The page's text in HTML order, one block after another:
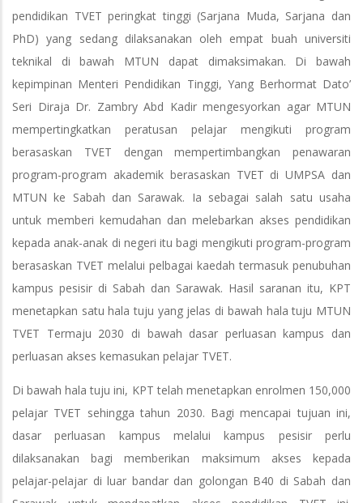
pendidikan TVET peringkat tinggi (Sarjana Muda, Sarjana dan
PhD) yang sedang dilaksanakan oleh empat buah universiti
teknikal di bawah MTUN dapat dimaksimakan. Di bawah
kepimpinan Menteri Pendidikan Tinggi, Yang Berhormat Dato’
Seri Diraja Dr. Zambry Abd Kadir mengesyorkan agar MTUN
mempertingkatkan peratusan pelajar mengikuti program
berasaskan TVET dengan mempertimbangkan penawaran
program-program akademik berasaskan TVET di UMPSA dan
MTUN ke Sabah dan Sarawak. Ia sebagai salah satu usaha
untuk memberi kemudahan dan melebarkan akses pendidikan
kepada anak-anak di negeri itu bagi mengikuti program-program
berasaskan TVET melalui pelbagai kaedah termasuk penubuhan
kampus pesisir di Sabah dan Sarawak. Hasil saranan itu, KPT
menetapkan satu hala tuju yang jelas di bawah hala tuju MTUN
TVET Termaju 2030 di bawah dasar perluasan kampus dan
perluasan akses kemasukan pelajar TVET.
Di bawah hala tuju ini, KPT telah menetapkan enrolmen 150,000
pelajar TVET sehingga tahun 2030. Bagi mencapai tujuan ini,
dasar perluasan kampus melalui kampus pesisir perlu
dilaksanakan bagi memberikan maksimum akses kepada
pelajar-pelajar di luar bandar dan golongan B40 di Sabah dan